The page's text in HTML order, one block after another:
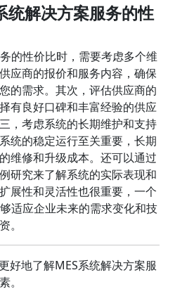
统解决方案服务的性
的性价比时，需要考虑多个维
应商的报价和服务内容，确保
的需求。其次，评估供应商的
有良好口碑和丰富经验的供应
，考虑系统的长期维护和支持
统的稳定运行至关重要，长期
维修和升级成本。还可以通过
研究来了解系统的实际表现和
展性和灵活性也很重要，一个
适应企业未来的需求变化和技
。
好地了解MES系统解决方案服
。